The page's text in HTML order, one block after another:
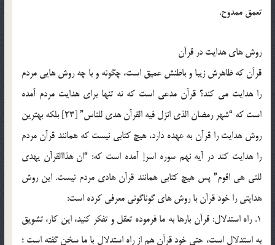
تعمق ممدوح.
روش های هدایت در قرآن
قرآن که ظاهرش زیبا و باطنش عمیق است، چگونه و با چه روش هایی مردم
را هدایت می کند؟ قرآن مدعی است که نه تنها برای هدایت مردم آمده
است که “شهر رمضان الذی انزل فیه القرآن هدی للناس” [23] بلکه بهترین
روش هدایت را قرآن به عهده دارد، هیچ کتابی نیست که همانند قرآن مردم
را هدایت کند در آیه نهم سوره اسرإ آمده است که: “ان هذاالقرآن یهدی
للتی هی اقوم” پس هیچ کتابی همانند قرآن هادی مردم نیست. این روش
هدایتی را خود قرآن با روش های گوناگونی معرفی کرده است:
1. راه استدلال: قرآن بارها به ما فرموده تعقل و تفکر کنید، این کار، تشویق
به استدلال است، حتی خود قرآن هم از راه استدلال با ما سخن گفته است ؛